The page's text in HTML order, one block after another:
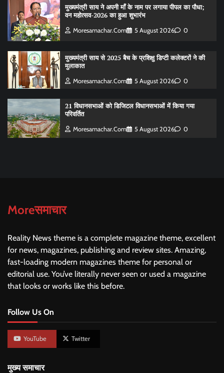
मुख्यमंत्री साय ने अपनी माँ के नाम पर लगाया पीपल का पौधा;
वन महोत्सव-2026 का हुआ शुभारंभ
Moresamachar.com 5 August 2026 0
मुख्यमंत्री साय से 2025 बैच के प्रशिक्षु डिप्टी कलेक्टरों ने की
मुलाकात
Moresamachar.com 5 August 2026 0
21 विधानसभाओं को डिजिटल विधानसभाओं में किया गया
परिवर्तित
Moresamachar.com 5 August 2026 0
Moreसमाचार
Reality News theme is a complete magazine theme, excellent
for news, magazines, publishing and review sites. Amazing,
fast-loading modern magazines theme for personal or
editorial use. You’ve literally never seen or used a magazine
that looks or works like this before.
Follow Us On
YouTube Twitter
मुख्य समाचार